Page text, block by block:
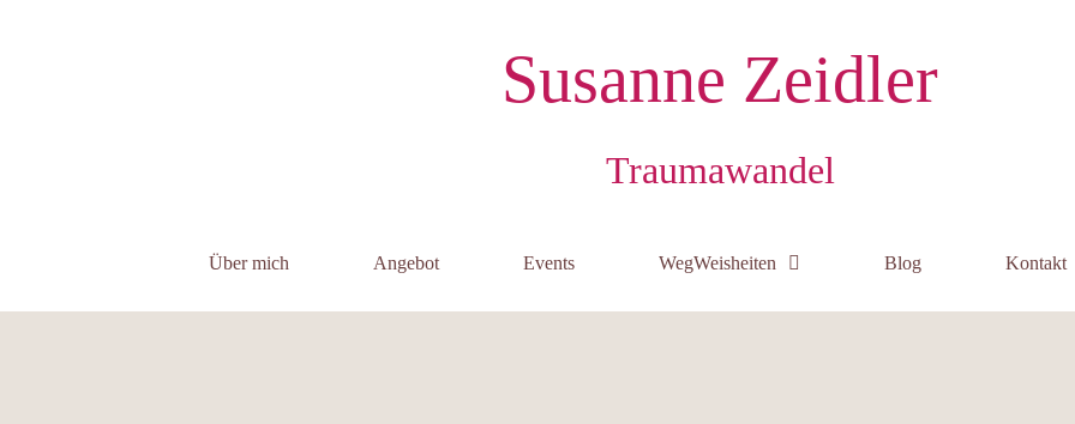
Susanne Zeidler
Traumawandel
Über mich Angebot Events WegWeisheiten Blog Kontakt